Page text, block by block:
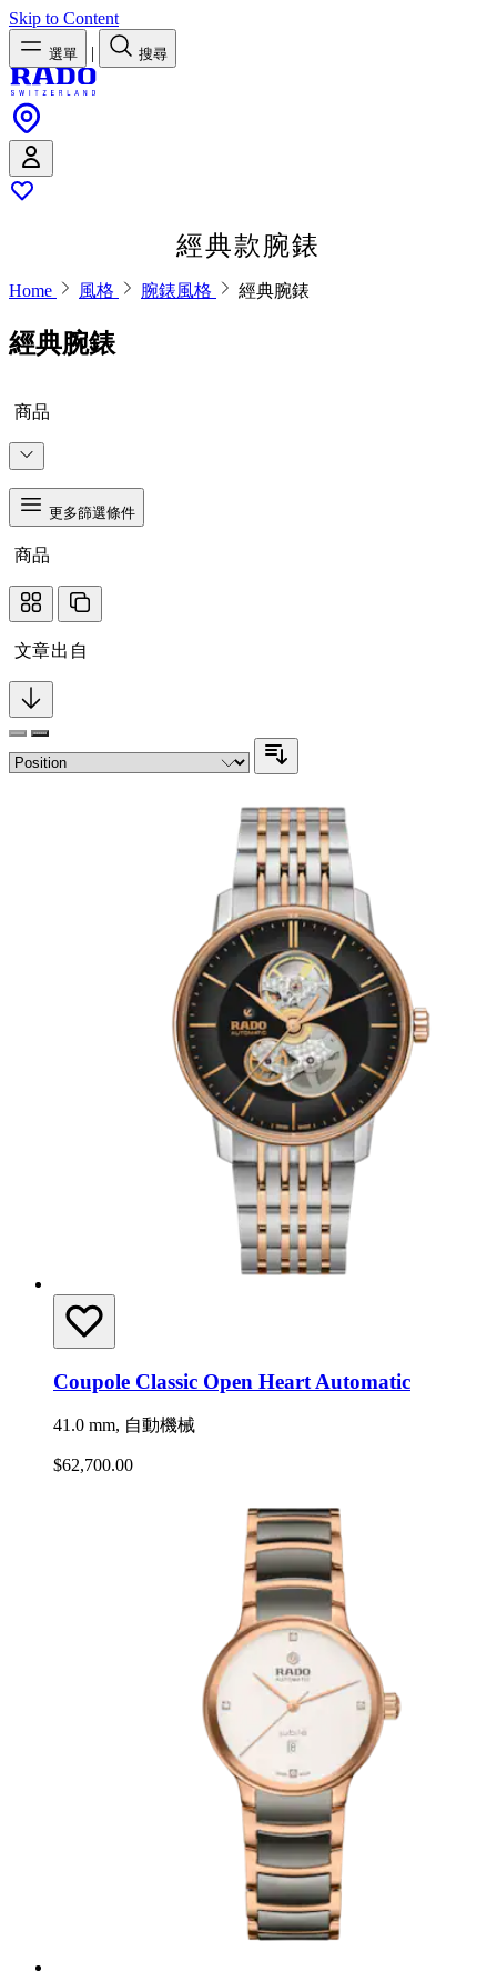
Skip to Content
選單 | 搜尋
經典款腕錶
Home 風格 腕錶風格 經典腕錶
經典腕錶
商品
更多篩選條件
商品
文章出自
Coupole Classic Open Heart Automatic
41.0 mm, 自動機械
$62,700.00